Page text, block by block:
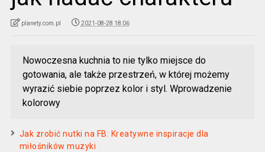
planety.com.pl 2021-08-28 18:06
Nowoczesna kuchnia to nie tylko miejsce do
gotowania, ale także przestrzeń, w której możemy
wyrazić siebie poprzez kolor i styl. Wprowadzenie
kolorowy
Jak zrobić nutki na FB: Kreatywne inspiracje dla
miłośników muzyki